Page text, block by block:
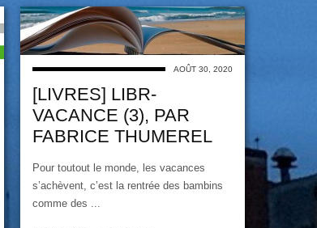
AOÛT 30, 2020
[LIVRES] LIBR-
VACANCE (3), PAR
FABRICE THUMEREL
Pour toutout le monde, les vacances
s’achèvent, c’est la rentrée des bambins
comme des ...